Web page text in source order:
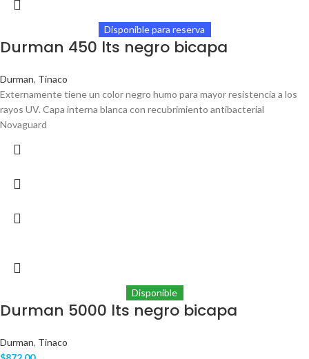
Disponible para reserva
Durman 450 lts negro bicapa
Durman, Tinaco
Externamente tiene un color negro humo para mayor resistencia a los
rayos UV. Capa interna blanca con recubrimiento antibacterial
Novaguard
Disponible
Durman 5000 lts negro bicapa
Durman, Tinaco